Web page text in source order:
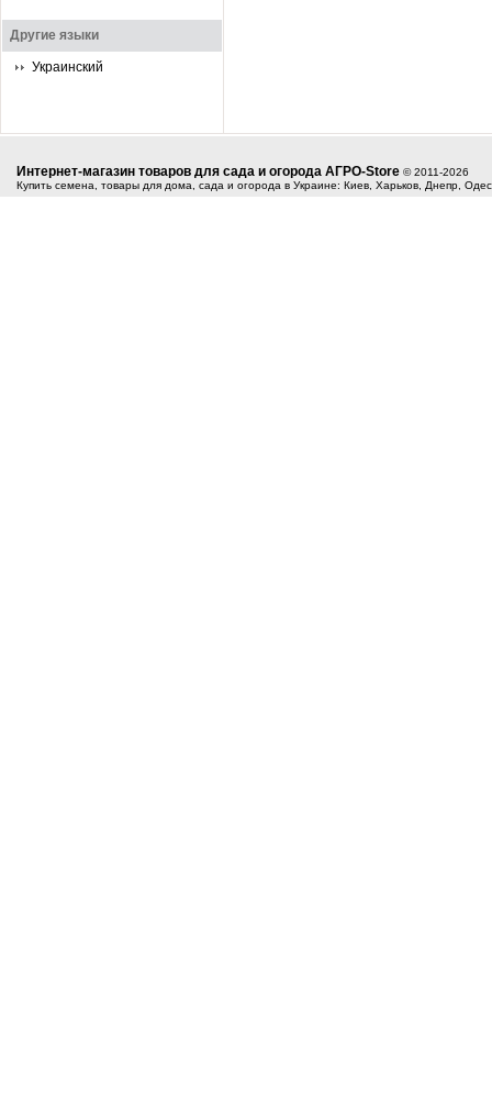
Другие языки
Украинский
Интернет-магазин товаров для сада и огорода АГРО-Store © 2011-2026
Купить семена, товары для дома, сада и огорода в Украине: Киев, Харьков, Днепр,